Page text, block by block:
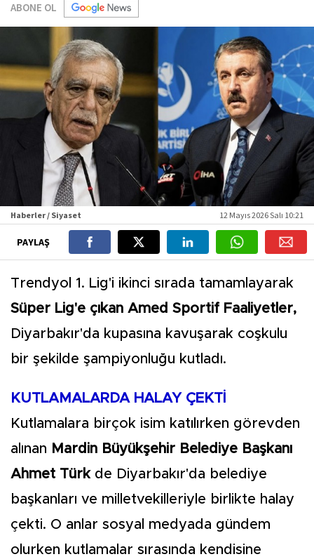
ABONE OL
Haberler / Siyaset 12 Mayıs 2026 Salı 10:21
PAYLAŞ
Trendyol 1. Lig'i ikinci sırada tamamlayarak
Süper Lig'e çıkan Amed Sportif Faaliyetler,
Diyarbakır'da kupasına kavuşarak coşkulu
bir şekilde şampiyonluğu kutladı.
KUTLAMALARDA HALAY ÇEKTİ
Kutlamalara birçok isim katılırken görevden
alınan Mardin Büyükşehir Belediye Başkanı
Ahmet Türkde Diyarbakır'da belediye
başkanları ve milletvekilleriyle birlikte halay
çekti. O anlar sosyal medyada gündem
olurken kutlamalar sırasında kendisine